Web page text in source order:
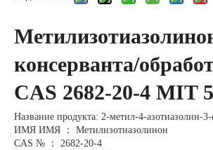
консерванта/
CAS 2682-20-4 MIT
Название продукта: 2-метил-4-азотиазолин-
ИМЯ ИМЯ ： Метилизотиазолинон
CAS № ： 2682-20-4